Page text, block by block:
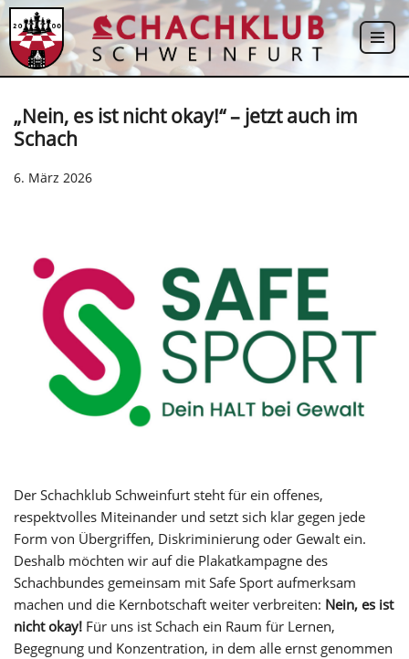
Zum
Inhalt
„Nein, es ist nicht okay!“ – jetzt auch im
Schach
6. März 2026
Der Schachklub Schweinfurt steht für ein offenes,
respektvolles Miteinander und setzt sich klar gegen jede
Form von Übergriffen, Diskriminierung oder Gewalt ein.
Deshalb möchten wir auf die Plakatkampagne des
Schachbundes gemeinsam mit Safe Sport aufmerksam
machen und die Kernbotschaft weiter verbreiten: Nein, es ist
nicht okay! Für uns ist Schach ein Raum für Lernen,
Begegnung und Konzentration, in dem alle ernst genommen